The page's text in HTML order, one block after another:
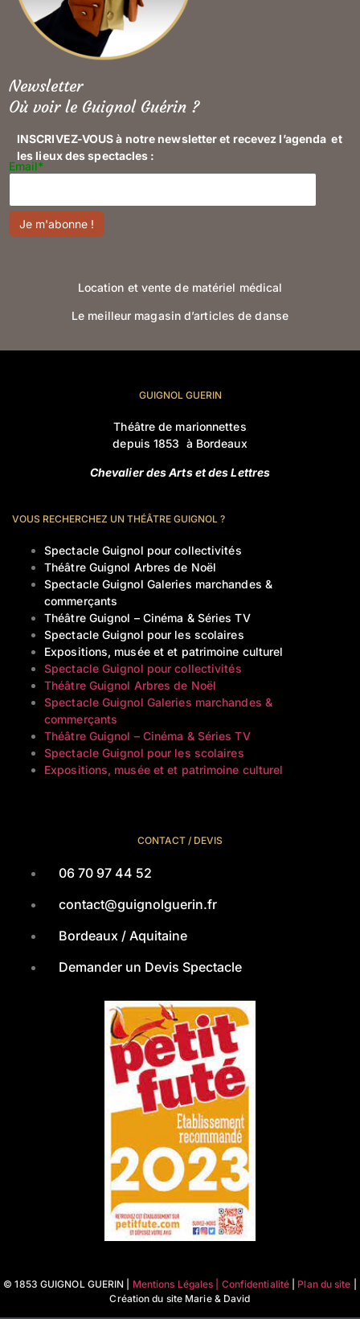
Newsletter
Où voir le Guignol Guérin ?
INSCRIVEZ-VOUS à notre newsletter et recevez l’agenda et
les lieux des spectacles :
Email*
Location et vente de matériel médical
Le meilleur magasin d’articles de danse
GUIGNOL GUERIN
Théâtre de marionnettes
depuis 1853 à Bordeaux
Chevalier des Arts et des Lettres
VOUS RECHERCHEZ UN THÉÂTRE GUIGNOL ?
Spectacle Guignol pour collectivités
Théâtre Guignol Arbres de Noël
Spectacle Guignol Galeries marchandes &
commerçants
Théâtre Guignol – Cinéma & Séries TV
Spectacle Guignol pour les scolaires
Expositions, musée et et patrimoine culturel
Spectacle Guignol pour collectivités
Théâtre Guignol Arbres de Noël
Spectacle Guignol Galeries marchandes &
commerçants
Théâtre Guignol – Cinéma & Séries TV
Spectacle Guignol pour les scolaires
Expositions, musée et et patrimoine culturel
CONTACT / DEVIS
06 70 97 44 52
contact@guignolguerin.fr
Bordeaux / Aquitaine
Demander un Devis Spectacle
© 1853 GUIGNOL GUERIN | Mentions Légales | Confidentialité Plan du site
Création du site Marie & David